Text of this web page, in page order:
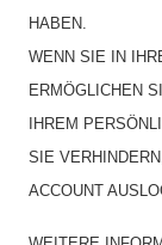
HABEN.
WENN SIE IN
ERMÖGLICHEN
IHREM
SIE
ACCOUNT